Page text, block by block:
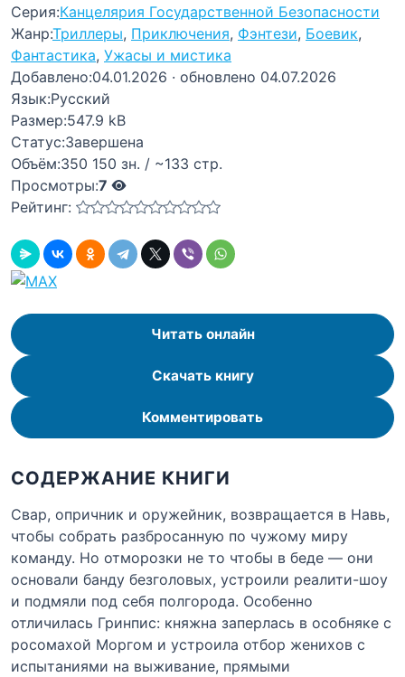
Серия:Канцелярия Государственной Безопасности
Жанр:Триллеры, Приключения, Фэнтези, Боевик,
Фантастика, Ужасы и мистика
Добавлено:04.01.2026 · обновлено 04.07.2026
Язык:Русский
Размер:547.9 kB
Статус:Завершена
Объём:350 150 зн. / ~133 стр.
Просмотры:7
Рейтинг:
Читать онлайн
Скачать книгу
Комментировать
СОДЕРЖАНИЕ КНИГИ
Свар, опричник и оружейник, возвращается в Навь,
чтобы собрать разбросанную по чужому миру
команду. Но отморозки не то чтобы в беде — они
основали банду безголовых, устроили реалити-шоу
и подмяли под себя полгорода. Особенно
отличилась Гринпис: княжна заперлась в особняке с
росомахой Моргом и устроила отбор женихов с
испытаниями на выживание, прямыми